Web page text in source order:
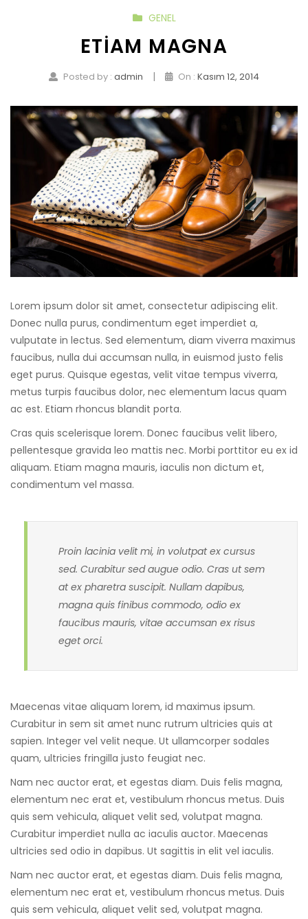
GENEL
ETIAM MAGNA
Posted by : admin | On : Kasım 12, 2014
Lorem ipsum dolor sit amet, consectetur adipiscing elit.
Donec nulla purus, condimentum eget imperdiet a,
vulputate in lectus. Sed elementum, diam viverra maximus
faucibus, nulla dui accumsan nulla, in euismod justo felis
eget purus. Quisque egestas, velit vitae tempus viverra,
metus turpis faucibus dolor, nec elementum lacus quam
ac est. Etiam rhoncus blandit porta.
Cras quis scelerisque lorem. Donec faucibus velit libero,
pellentesque gravida leo mattis nec. Morbi porttitor eu ex id
aliquam. Etiam magna mauris, iaculis non dictum et,
condimentum vel massa.
Proin lacinia velit mi, in volutpat ex cursus
sed. Curabitur sed augue odio. Cras ut sem
at ex pharetra suscipit. Nullam dapibus,
magna quis finibus commodo, odio ex
faucibus mauris, vitae accumsan ex risus
eget orci.
Maecenas vitae aliquam lorem, id maximus ipsum.
Curabitur in sem sit amet nunc rutrum ultricies quis at
sapien. Integer vel velit neque. Ut ullamcorper sodales
quam, ultricies fringilla justo feugiat nec.
Nam nec auctor erat, et egestas diam. Duis felis magna,
elementum nec erat et, vestibulum rhoncus metus. Duis
quis sem vehicula, aliquet velit sed, volutpat magna.
Curabitur imperdiet nulla ac iaculis auctor. Maecenas
ultricies sed odio in dapibus. Ut sagittis in elit vel iaculis.
Nam nec auctor erat, et egestas diam. Duis felis magna,
elementum nec erat et, vestibulum rhoncus metus. Duis
quis sem vehicula, aliquet velit sed, volutpat magna.